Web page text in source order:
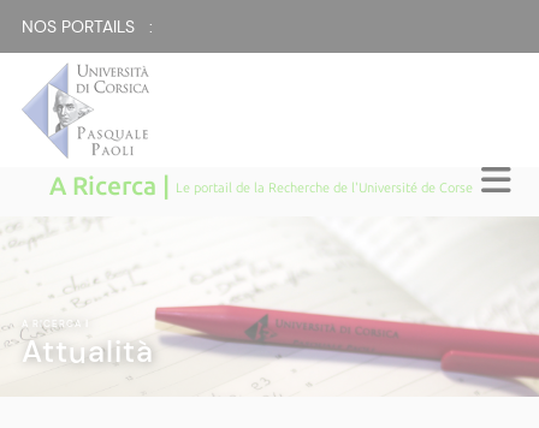
NOS PORTAILS :
A Ricerca | Le portail de la Recherche de l'Université de Corse
A RICERCA
Attualità